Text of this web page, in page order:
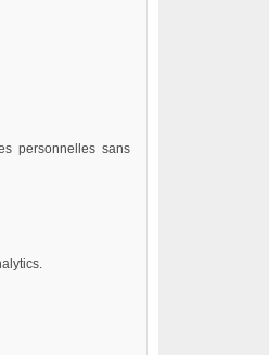
personnelles sans